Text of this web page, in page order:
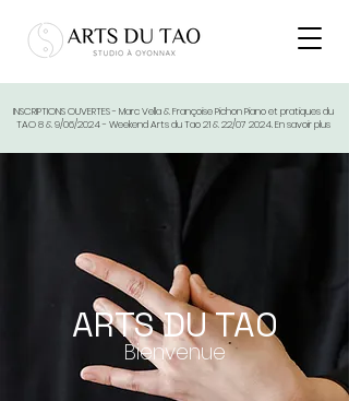
INSCRIPTIONS OUVERTES - Marc Vella & Françoise Pichon Piano et pratiques du
TAO 8 & 9/06/2024 - Weekend Arts du Tao 21 & 22/07 2024.En savoir plus
ARTS DU TAO
Bienvenue